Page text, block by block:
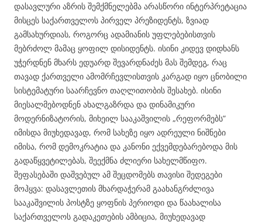
დასავლური აზრის შემქმნელებმა არასწორი ინტერპრეტაცია
მისცეს საქართველოს პირველ პრეზიდენტს, ზვიად
გამსახურდიას, როგორც ადამიანის უფლებებისთვის
მებრძოლ მამაც ყოფილ დისიდენტს. ისინი კიდევ დიდხანს
უჭერდნენ მხარს ედუარდ შევარდნაძეს მას შემდეგ, რაც
თავად ქართველი ამომრჩევლისთვის კარგად იყო ცნობილი
სისტემატური საარჩევნო თაღლითობის შესახებ. ისინი
მიესალმებოდნენ ახალგაზრდა და დინამიკური
მოდერნიზატორის, მიხეილ სააკაშვილის „რეფორმებს”
იმისდა მიუხედავად, რომ სახეზე იყო ადრეული ნიშნები
იმისა, რომ დემოკრატია და კანონი ექვემდებარებოდა მის
გადაწყვეტილებას, შეექმნა ძლიერი სახელმწიფო.
შეფასებაში დაშვებულ ამ შეცდომებს თავისი შედეგები
მოჰყვა: დასავლეთის მხარდაჭერამ გაახანგრძლივა
სააკაშვილის პოსტზე ყოფნის პერიოდი და წაახალისა
საქართველოს გადაკეთების ამბიცია, მიუხედავად